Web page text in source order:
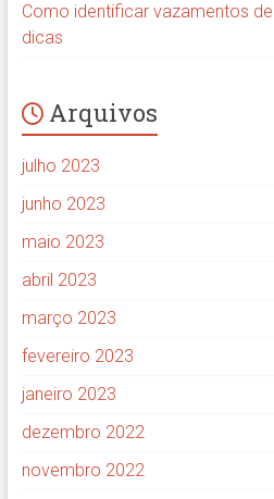
Como identificar vazamentos
dicas
Arquivos
julho 2023
junho 2023
maio 2023
abril 2023
março 2023
fevereiro 2023
janeiro 2023
dezembro 2022
novembro 2022